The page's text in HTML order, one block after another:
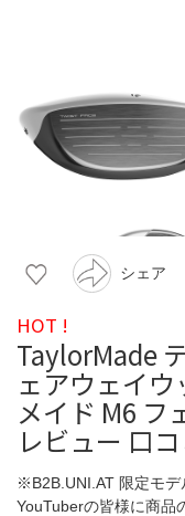
シェア
HOT !
TaylorMade
ェアウェイウ
メイド M6 フ
レビュー 口
※B2B.UNI.AT 限定モデ
YouTuberの皆様に商品